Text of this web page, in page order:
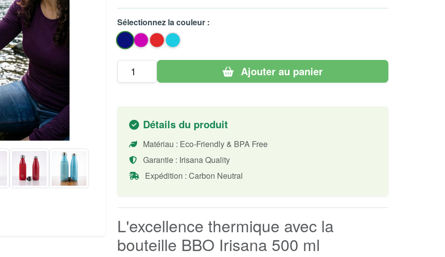
Sélectionnez la couleur :
Ajouter au panier
Détails du produit
Matériau : Eco-Friendly & BPA Free
Garantie : Irisana Quality
Expédition : Carbon Neutral
L'excellence thermique avec la
bouteille BBO Irisana 500 ml